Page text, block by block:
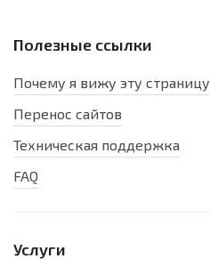
Полезные ссылки
Почему я вижу эту страницу
Перенос сайтов
Техническая поддержка
FAQ
Услуги